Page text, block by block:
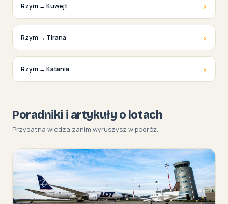
Rzym → Kuwejt ›
Rzym → Tirana ›
Rzym → Katania ›
Poradniki i artykuły o lotach
Przydatna wiedza zanim wyruszysz w podróż.